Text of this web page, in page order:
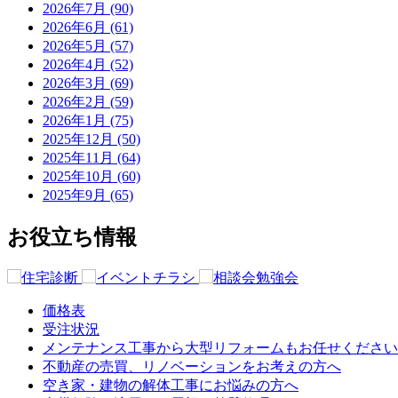
2026年7月 (90)
2026年6月 (61)
2026年5月 (57)
2026年4月 (52)
2026年3月 (69)
2026年2月 (59)
2026年1月 (75)
2025年12月 (50)
2025年11月 (64)
2025年10月 (60)
2025年9月 (65)
お役立ち情報
価格表
受注状況
メンテナンス工事から大型リフォームもお任せください
不動産の売買、リノベーションをお考えの方へ
空き家・建物の解体工事にお悩みの方へ